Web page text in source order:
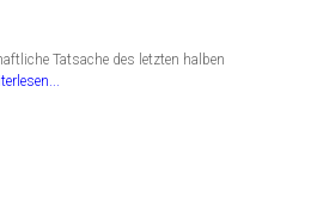
Tatsache des letzten halben